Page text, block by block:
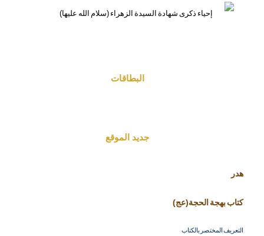
البطاقات
جديد الموقع
هدر
كتاب بهجة الحجة(عج)
التعريف المختصر بالكتاب